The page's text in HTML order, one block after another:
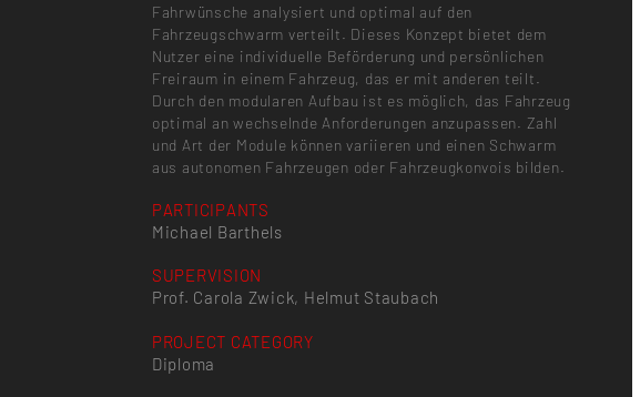
Fahrwünsche analysiert und optimal auf den
Fahrzeugschwarm verteilt. Dieses Konzept bietet dem
Nutzer eine individuelle Beförderung und persönlichen
Freiraum in einem Fahrzeug, das er mit anderen teilt.
Durch den modularen Aufbau ist es möglich, das Fahrzeug
optimal an wechselnde Anforderungen anzupassen. Zahl
und Art der Module können variieren und einen Schwarm
aus autonomen Fahrzeugen oder Fahrzeugkonvois bilden.
PARTICIPANTS
Michael Barthels
SUPERVISION
Prof. Carola Zwick, Helmut Staubach
PROJECT CATEGORY
Diploma